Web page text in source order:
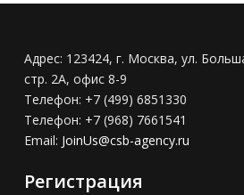
Адрес: 123424, г. Москва, ул.
стр. 2А, офис 8-9
Телефон: +7 (499) 6851330
Телефон: +7 (968) 7661541
Email: JoinUs@csb-agency.ru
Регистрация